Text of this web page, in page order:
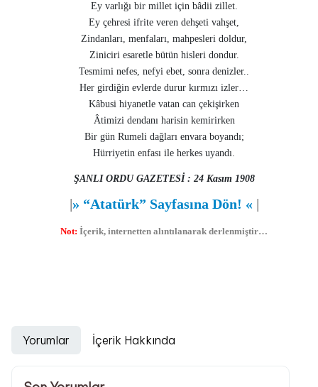
Ey varlığı bir millet için bâdii zillet.
Ey çehresi ifrite veren dehşeti vahşet,
Zindanları, menfaları, mahpesleri doldur,
Ziniciri esaretle bütün hisleri dondur.
Tesmimi nefes, nefyi ebet, sonra denizler..
Her girdiğin evlerde durur kırmızı izler…
Kâbusi hiyanetle vatan can çekişirken
Âtimizi dendanı harisin kemirirken
Bir gün Rumeli dağları envara boyandı;
Hürriyetin enfası ile herkes uyandı.
ŞANLI ORDU GAZETESİ : 24 Kasım 1908
|» “Atatürk” Sayfasına Dön! « |
Not: İçerik, internetten alıntılanarak derlenmiştir…
Yorumlar İçerik Hakkında